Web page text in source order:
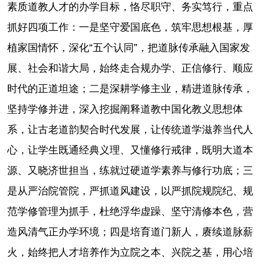
素质道教人才的办学目标，恪尽职守、务实笃行，重点
抓好四项工作：一是坚守爱国底色，筑牢思想根基，厚
植家国情怀，深化“五个认同”，把道脉传承融入国家发
展、社会和谐大局，始终走合规办学、正信修行、顺应
时代的正道坦途；二是深耕学修主业，精进道脉传承，
坚持学修并进，深入挖掘阐释道教中国化教义思想体
系，让古老道韵契合时代发展，让传统道学滋养当代人
心，让学生既通经典义理、又懂修行戒律，既明大道本
源、又晓济世担当，练就过硬道学素养与修行功底；三
是从严治院管院，严抓道风建设，以严抓院规院纪、规
范学修管理为抓手，杜绝浮华虚躁、坚守清修本色，营
造风清气正办学环境；四是培育道门新人，赓续道脉薪
火，始终把人才培养作为立院之本、兴院之基，用心培